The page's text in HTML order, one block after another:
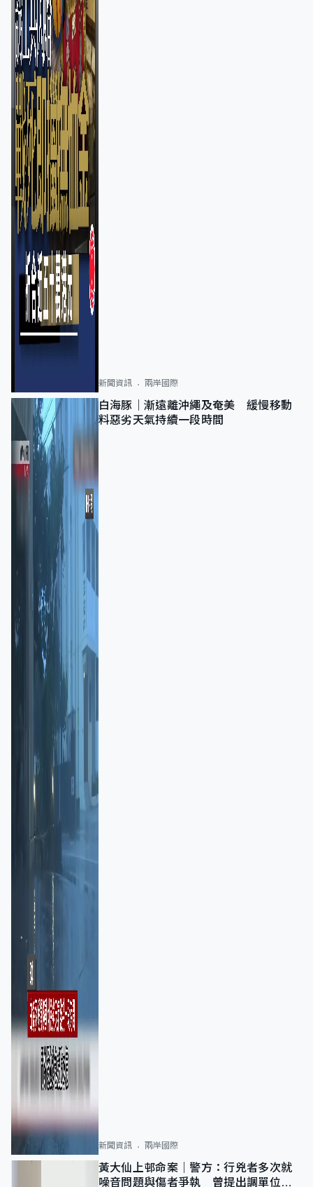
新聞資訊 兩岸國際
白海豚｜漸遠離沖繩及奄美 緩慢移動
料惡劣天氣持續一段時間
新聞資訊 兩岸國際
黃大仙上邨命案｜警方：行兇者多次就
噪音問題與傷者爭執 曾提出調單位已